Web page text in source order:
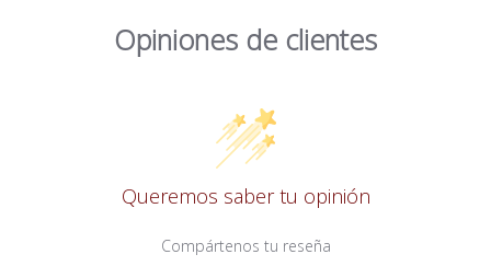
Opiniones de clientes
Queremos saber tu opinión
Compártenos tu reseña